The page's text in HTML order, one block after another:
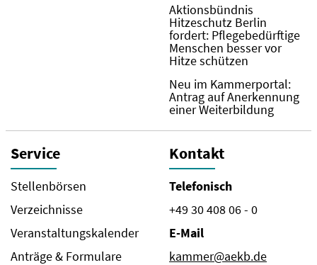
Aktionsbündnis
Hitzeschutz Berlin
fordert: Pflegebedürftige
Menschen besser vor
Hitze schützen
Neu im Kammerportal:
Antrag auf Anerkennung
einer Weiterbildung
Service
Stellenbörsen
Verzeichnisse
Veranstaltungskalender
Anträge & Formulare
Kontakt
Telefonisch
+49 30 408 06 - 0
E-Mail
kammer@aekb.de